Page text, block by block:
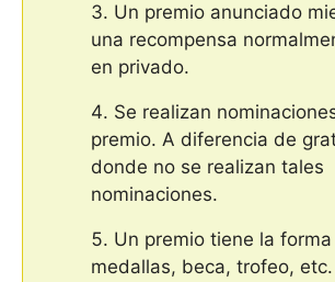
Un premio anunciado
una recompensa
en privado.
Se realizan
premio. A diferencia de
donde no se realizan tales
nominaciones.
Un premio tiene la
medallas, beca, trofeo, etc.